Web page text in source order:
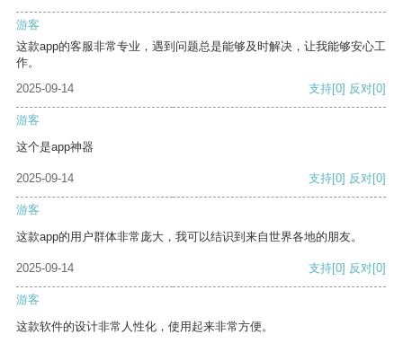
游客
这款app的客服非常专业，遇到问题总是能够及时解决，让我能够安心工
作。
2025-09-14
支持[0] 反对[0]
游客
这个是app神器
2025-09-14 支持[0] 反对[0]
游客
这款app的用户群体非常庞大，我可以结识到来自世界各地的朋友。
2025-09-14 支持[0] 反对[0]
游客
这款软件的设计非常人性化，使用起来非常方便。